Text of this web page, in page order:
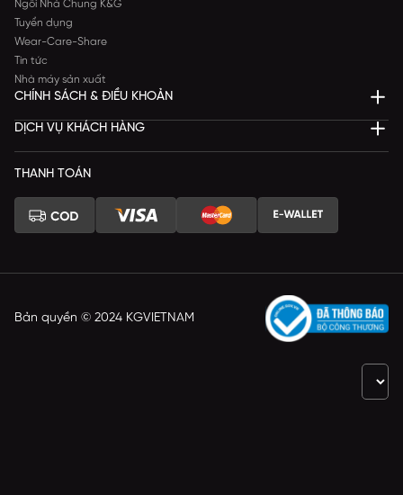
Ngôi Nhà Chung K&G
Tuyển dụng
Wear-Care-Share
Tin tức
Nhà máy sản xuất
CHÍNH SÁCH & ĐIỀU KHOẢN
DỊCH VỤ KHÁCH HÀNG
THANH TOÁN
Bản quyền © 2024 KGVIETNAM